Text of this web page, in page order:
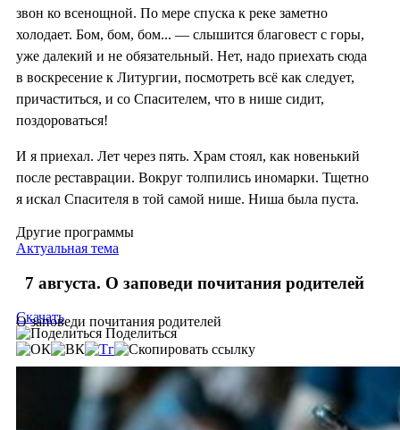
звон ко всенощной. По мере спуска к реке заметно
холодает. Бом, бом, бом... — слышится благовест с горы,
уже далекий и не обязательный. Нет, надо приехать сюда
в воскресение к Литургии, посмотреть всё как следует,
причаститься, и со Спасителем, что в нише сидит,
поздороваться!
И я приехал. Лет через пять. Храм стоял, как новенький
после реставрации. Вокруг толпились иномарки. Тщетно
я искал Спасителя в той самой нише. Ниша была пуста.
Другие программы
Актуальная тема
7 августа. О заповеди почитания родителей
О заповеди почитания родителей
Скачать
Поделиться